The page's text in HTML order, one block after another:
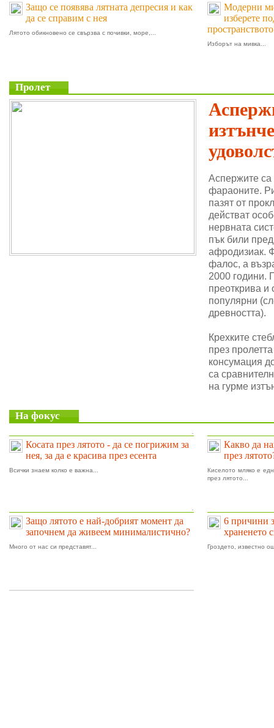
Защо се появява лятната депресия и как
да се справим с нея
Лятото обикновено се свързва с почивки, море,...
Модерни
изберете
Изборът на мивка...
Пролет
Аспержите
фараоните.
пазят от
действат
нервната
пък били
афродизиак.
фалос, а
2000 години.
преоткрива и
популярни
древността).
Крехките
през
консумация
са
на гурме
На фокус
Косата през лятото - да се погрижим за
нея, за да е красива през есента
Всички знаем колко е важна...
Какво да
през
Киселото мляко е
през лятото...
Защо лятото е най-добрият момент да
започнем да живеем минималистично?
Много от нас си представят...
6 причини
храненето
Гроздето, известно